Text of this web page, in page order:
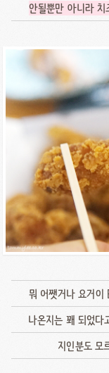
안될뿐만 아니라
뭐 어쨋거나 요거이
나온지는 꽤 되었다
지인분도 모